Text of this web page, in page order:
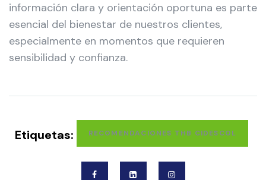
información clara y orientación oportuna es parte
esencial del bienestar de nuestros clientes,
especialmente en momentos que requieren
sensibilidad y confianza.
Etiquetas: RECOMENDACIONES THB CIDESCOL